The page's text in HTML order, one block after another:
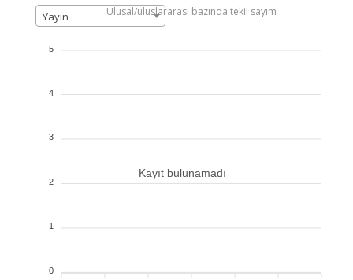
Yayın Ulusal/uluslararası bazında tekil sayım
Kayıt bulunamadı
5
4
3
2
1
0